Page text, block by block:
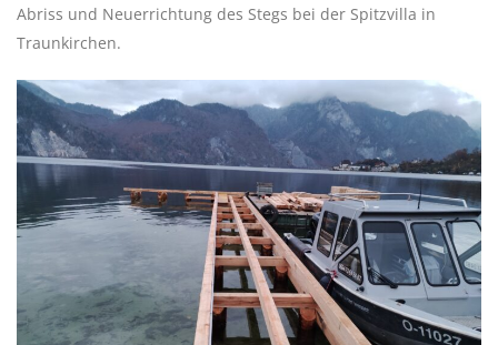
Abriss und Neuerrichtung des Stegs bei der Spitzvilla in
Traunkirchen.